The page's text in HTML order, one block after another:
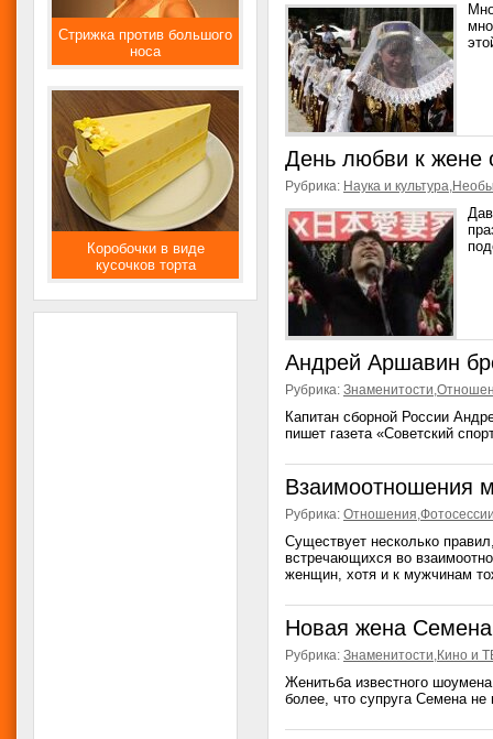
День любви к жене
Рубрика: Наука и культура,
Андрей Аршавин
Рубрика: Знаменитости,
Капитан сборной России
пишет газета «Советский
Взаимоотношения
Рубрика: Отношения,
Существует несколько
встречающихся во
женщин, хотя и к мужчинам
Новая жена
Рубрика: Знаменитости,Кино и
Женитьба известного
более, что супруга Семена
Стрижка против большого
носа
Коробочки в виде
кусочков торта